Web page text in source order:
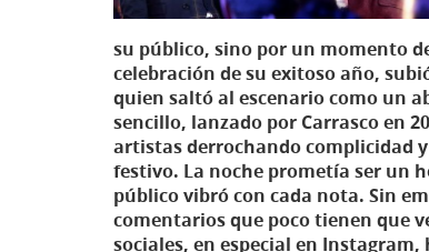
su público, sino por un momento
celebración de su exitoso año,
quien saltó al escenario como un
sencillo, lanzado por Carrasco en
artistas derrochando complicidad
festivo. La noche prometía ser un
público vibró con cada nota. Sin
comentarios que poco tienen que
sociales, en especial en